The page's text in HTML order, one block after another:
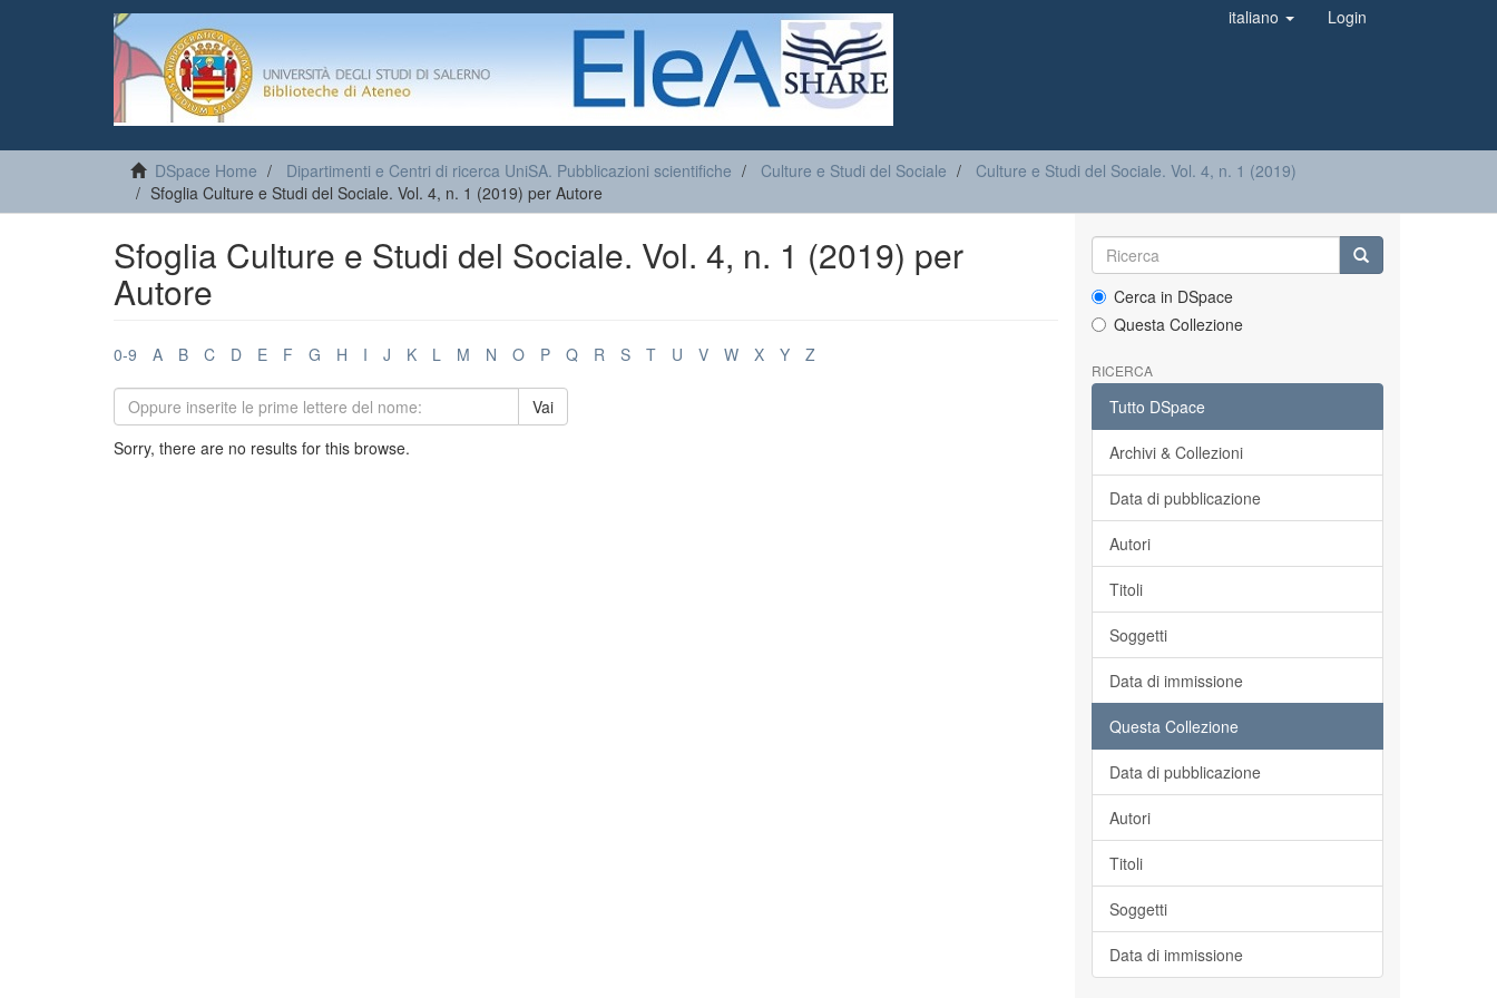
italiano Login
DSpace Home Dipartimenti e Centri di ricerca UniSA. Pubblicazioni scientifiche Culture e Studi del Sociale
Culture e Studi del Sociale. Vol. 4, n. 1 (2019)
Sfoglia Culture e Studi del Sociale. Vol. 4, n. 1 (2019) per Autore
Sfoglia Culture e Studi del Sociale. Vol. 4, n. 1 (2019) per
Autore
0-9 A B C D E F G H I J K L M N O P Q R S T U V W X Y Z
Vai
Sorry, there are no results for this browse.
Cerca in DSpace
Questa Collezione
RICERCA
Tutto DSpace
Archivi & Collezioni
Data di pubblicazione
Autori
Titoli
Soggetti
Data di immissione
Questa Collezione
Data di pubblicazione
Autori
Titoli
Soggetti
Data di immissione